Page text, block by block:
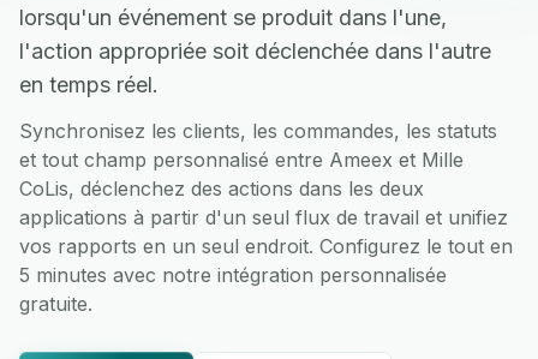
lorsqu'un événement se produit dans l'une,
l'action appropriée soit déclenchée dans l'autre
en temps réel.
Synchronisez les clients, les commandes, les statuts
et tout champ personnalisé entre Ameex et Mille
CoLis, déclenchez des actions dans les deux
applications à partir d'un seul flux de travail et unifiez
vos rapports en un seul endroit. Configurez le tout en
5 minutes avec notre intégration personnalisée
gratuite.